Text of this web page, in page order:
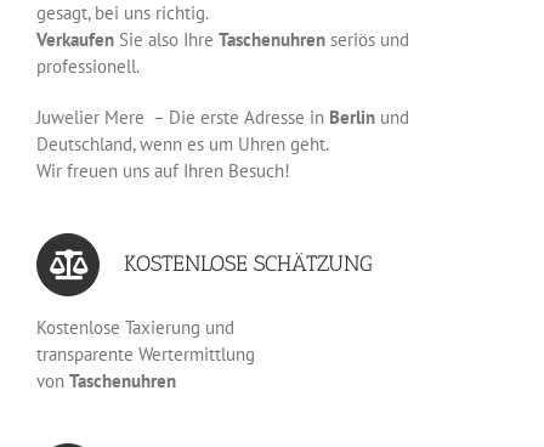
gesagt, bei uns richtig.
Verkaufen Sie also Ihre Taschenuhren seriös und
professionell.
Juwelier Mere – Die erste Adresse in Berlin und
Deutschland, wenn es um Uhren geht.
Wir freuen uns auf Ihren Besuch!
KOSTENLOSE SCHÄTZUNG
Kostenlose Taxierung und
transparente Wertermittlung
von Taschenuhren